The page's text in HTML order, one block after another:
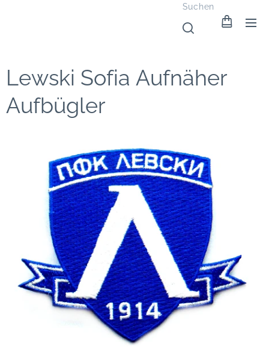
Suchen
Lewski Sofia Aufnäher
Aufbügler